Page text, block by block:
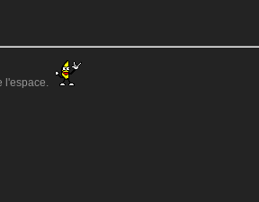
l'espace.